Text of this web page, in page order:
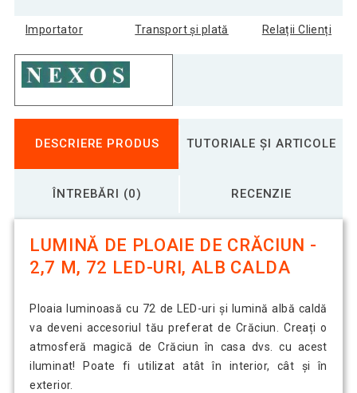
Importator Transport și plată Relații Clienți
DESCRIERE PRODUS TUTORIALE ȘI ARTICOLE
ÎNTREBĂRI (0) RECENZIE
LUMINĂ DE PLOAIE DE CRĂCIUN -
2,7 M, 72 LED-URI, ALB CALDA
Ploaia luminoasă cu 72 de LED-uri și lumină albă caldă
va deveni accesoriul tău preferat de Crăciun. Creați o
atmosferă magică de Crăciun în casa dvs. cu acest
iluminat! Poate fi utilizat atât în interior, cât și în
exterior.